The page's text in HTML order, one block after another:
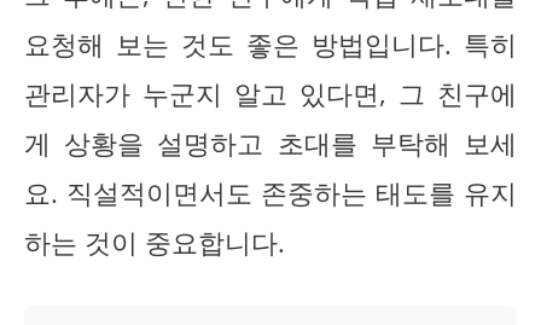
요청해 보는 것도 좋은 방법입니다. 특히
관리자가 누군지 알고 있다면, 그 친구에
게 상황을 설명하고 초대를 부탁해 보세
요. 직설적이면서도 존중하는 태도를 유지
하는 것이 중요합니다.